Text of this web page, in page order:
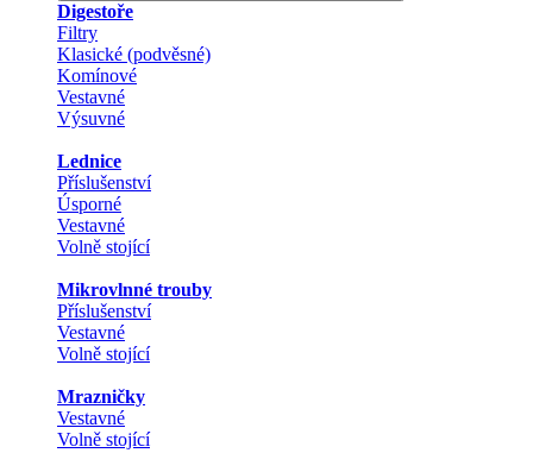
Digestoře
Filtry
Klasické (podvěsné)
Komínové
Vestavné
Výsuvné
Lednice
Příslušenství
Úsporné
Vestavné
Volně stojící
Mikrovlnné trouby
Příslušenství
Vestavné
Volně stojící
Mrazničky
Vestavné
Volně stojící